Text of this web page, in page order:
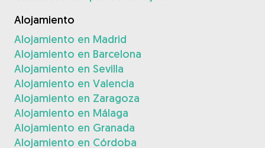
Alojamiento
Alojamiento en Madrid
Alojamiento en Barcelona
Alojamiento en Sevilla
Alojamiento en Valencia
Alojamiento en Zaragoza
Alojamiento en Málaga
Alojamiento en Granada
Alojamiento en Córdoba